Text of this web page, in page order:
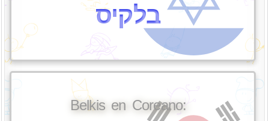
בלקיס
Belkis en Coreano: